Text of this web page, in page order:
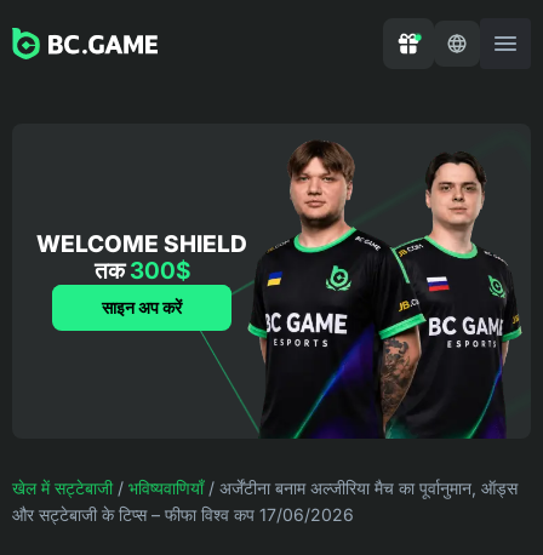
WELCOME SHIELD
तक300$
साइन अप करें
खेल में सट्टेबाजी/ भविष्यवाणियाँ/ अर्जेंटीना बनाम अल्जीरिया मैच का पूर्वानुमान, ऑड्स
और सट्टेबाजी के टिप्स – फीफा विश्व कप 17/06/2026